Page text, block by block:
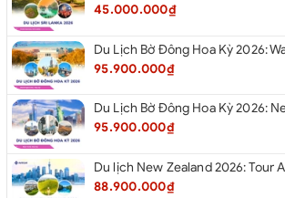
45.000.000₫
95.900.000₫
95.900.000₫
88.900.000₫